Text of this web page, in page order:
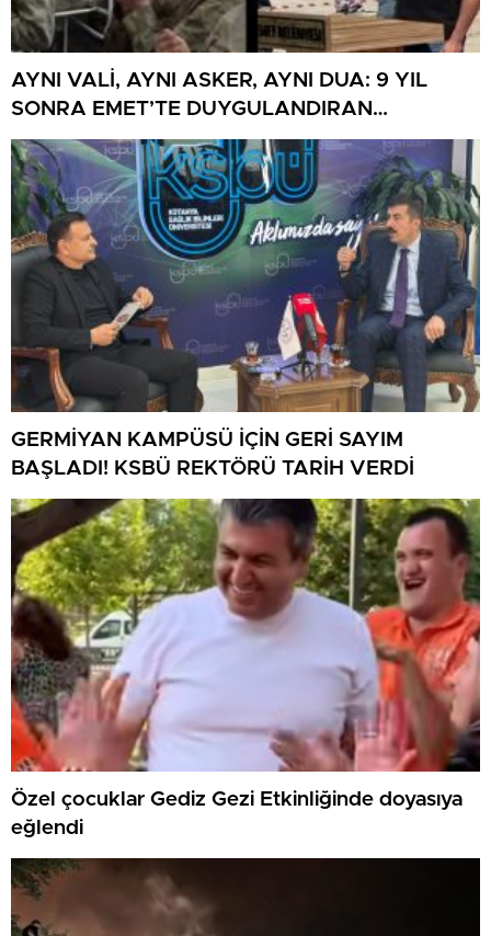
AYNI VALİ, AYNI ASKER, AYNI DUA: 9 YIL
SONRA EMET’TE DUYGULANDIRAN
BULUŞMA
GERMİYAN KAMPÜSÜ İÇİN GERİ SAYIM
BAŞLADI! KSBÜ REKTÖRÜ TARİH VERDİ
Özel çocuklar Gediz Gezi Etkinliğinde doyasıya
eğlendi